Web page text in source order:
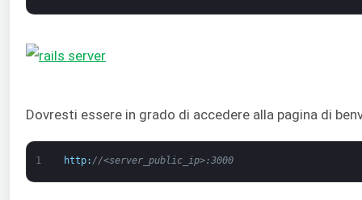
Dovresti essere in grado di accedere alla pagina di
1 http: //<server_public_ip>:3000